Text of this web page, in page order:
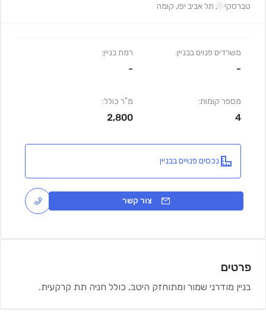
טברסקי , תל אביב יפו, קומה
משרדים פנוים בבניין:
-
מספר קומות:
4
רמת בניין:
-
מ"ר כולל:
2,800
נכסים פנויים בבניין
צור קשר
פרטים
בניין מודרני שמור ומתוחזק היטב, כולל חניה תת קרקעית.